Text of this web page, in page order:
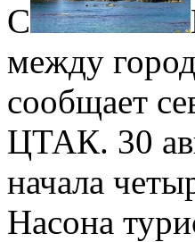
С
между
сообщает
ЦТАК. 30
начала
Насона